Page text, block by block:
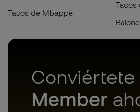
Tacos de Mbappé
Tacos
Conviértete
Member